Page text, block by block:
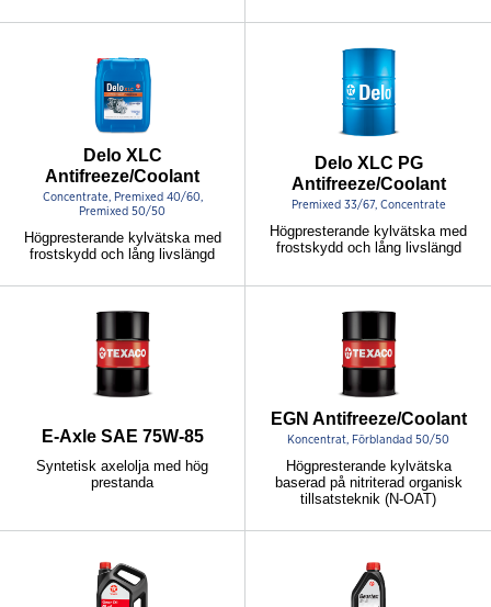
Delo XLC
Antifreeze/Coolant
Concentrate, Premixed 40/60,
Premixed 50/50
Högpresterande kylvätska med
frostskydd och lång livslängd
Delo XLC PG
Antifreeze/Coolant
Premixed 33/67, Concentrate
Högpresterande kylvätska med
frostskydd och lång livslängd
E-Axle SAE 75W-85
Syntetisk axelolja med hög
prestanda
EGN Antifreeze/Coolant
Koncentrat, Förblandad 50/50
Högpresterande kylvätska
baserad på nitriterad organisk
tillsatsteknik (N-OAT)